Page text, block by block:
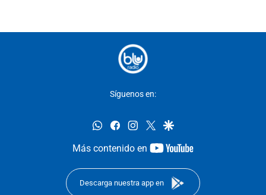
Síguenos en:
whatsappfacebookinstagram
twittergoogle
Más contenido en
youtube-
Descarga nuestra app en